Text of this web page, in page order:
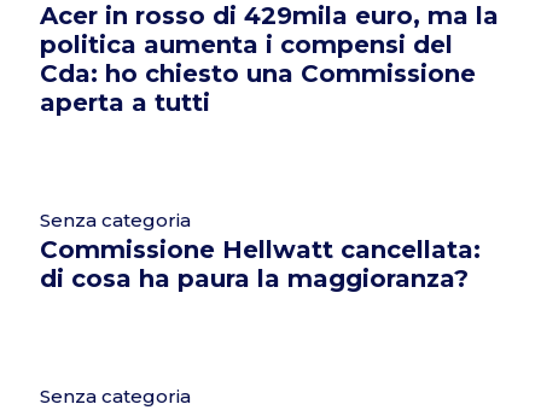
Acer in rosso di 429mila euro, ma la
politica aumenta i compensi del
Cda: ho chiesto una Commissione
aperta a tutti
Senza categoria
Commissione Hellwatt cancellata:
di cosa ha paura la maggioranza?
Senza categoria